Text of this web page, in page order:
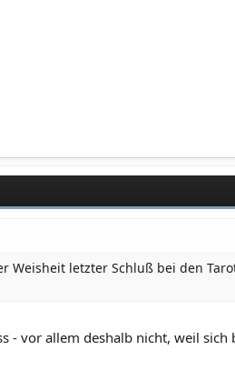
Weisheit letzter Schluß bei den
- vor allem deshalb nicht, weil